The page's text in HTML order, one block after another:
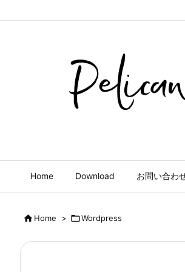
Home Download お問い合わ
Home > Wordpress